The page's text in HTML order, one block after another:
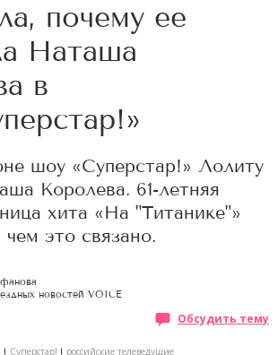
почему ее
Наташа
в
шоу «Суперстар!» Лолиту
Королева. 61-летняя
хита «На "Титанике"»
это связано.
новостей VOICE
Обсудить тему
Суперстар! российские телеведущие